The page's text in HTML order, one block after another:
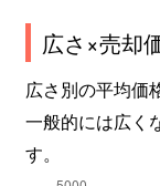
広さ×売却
広さ別の平均価
一般的には広く
す。